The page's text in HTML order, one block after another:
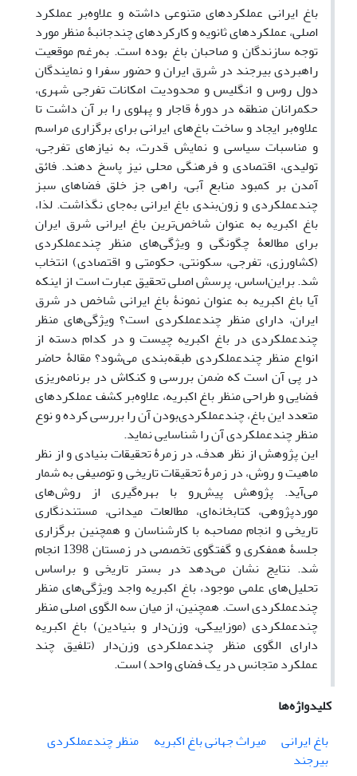
باغ ایرانی عملکردهای متنوعی داشته و علاوه‌بر عملکرد
اصلی، عملکردهای ثانویه و کارکردهای چندجانبۀ منظر مورد
توجه سازندگان و صاحبان باغ بوده است. به‌رغم موقعیت
راهبردی بیرجند در شرق ایران و حضور سفرا و نمایندگان
دول روس و انگلیس و محدودیت امکانات تفرجی شهری،
حکمرانان منطقه در دورۀ قاجار و پهلوی را بر آن داشت تا
علاوه‌بر ایجاد و ساخت باغ‌های ایرانی برای برگزاری مراسم‌
و مناسبات سیاسی و نمایش قدرت، به نیازهای تفرجی،
تولیدی، اقتصادی و فرهنگی محلی نیز پاسخ دهند. فائق
آمدن بر کمبود منابع آبی، راهی جز خلق فضاهای سبز
چندعملکردی و زون‌بندی باغ ایرانی به‌جای نگذاشت. لذا،
باغ اکبریه به عنوان شاخص‌ترین باغ ایرانی شرق ایران
برای مطالعۀ چگونگی و ویژ‌گی‌های منظر چندعملکردی
(کشاورزی، تفرجی، سکونتی، حکومتی و اقتصادی) انتخاب
شد. براین‌اساس، پرسش اصلی تحقیق عبارت است از اینکه
آیا باغ اکبریه به عنوان نمونۀ باغ ایرانی شاخص در شرق
ایران، دارای منظر چندعملکردی است؟ ویژگی‌های منظر
چندعملکردی در باغ اکبریه چیست و در کدام دسته از
انواع منظر چندعملکردی طبقه‌بندی می‌شود؟ مقالۀ حاضر
در پی آن است که ضمن بررسی و کنکاش در برنامه‌ریزی
فضایی و طراحی منظر باغ اکبریه، علاوه‌بر کشف عملکردهای
متعدد این باغ، چندعملکردی‌بودن آن را بررسی کرده و نوع
منظر چندعملکردی آن را شناسایی نماید.
این پژوهش از نظر هدف، در زمرۀ تحقیقات بنیادی و از نظر
ماهیت و روش، در زمرۀ تحقیقات تاریخی و توصیفی به شمار
می‌آید. پژوهش پیش‌رو با بهره‌گیری از روش‌های
موردپژوهی، کتابخانه‌ای، مطالعات میدانی، مستندنگاری
تاریخی و انجام مصاحبه با کارشناسان و همچنین برگزاری
جلسۀ همفکری و گفتگوی تخصصی در زمستان 1398 انجام
شد. نتایج نشان می‌دهد در بستر تاریخی و براساس
تحلیل‌های علمی موجود، باغ اکبریه واجد ویژگی‌های منظر
چندعملکردی است. همچنین، از میان سه الگوی اصلی منظر
چندعملکردی (موزاییکی، وزن‌دار و بنیادین) باغ اکبریه
دارای الگوی منظر چندعملکردی وزن‌دار (تلفیق چند
عملکرد متجانس در یک فضای واحد) است.
کلیدواژه‌ها
باغ ایرانی
میراث جهانی باغ اکبریه
منظر چندعملکردی
بیرجند